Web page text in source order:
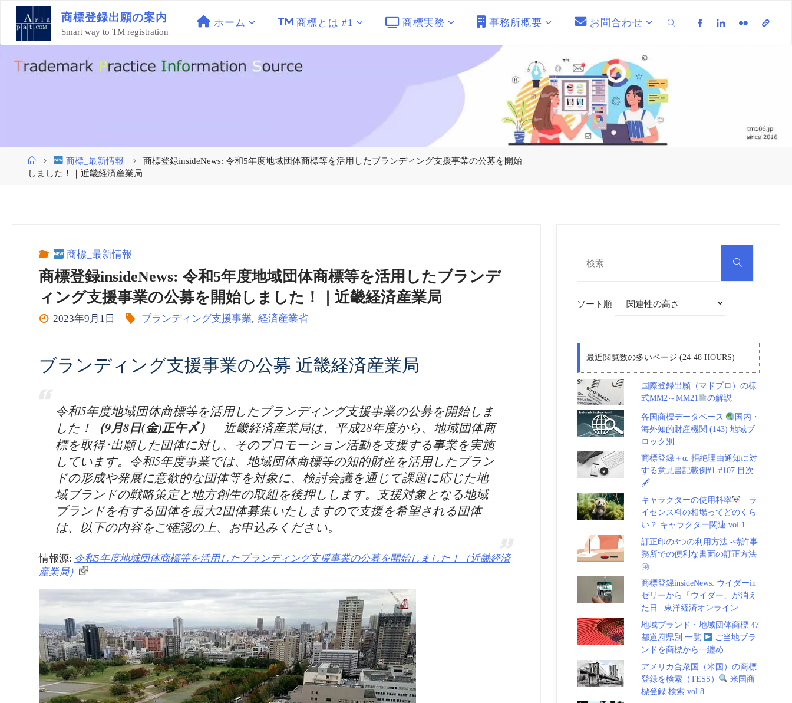
ン
商標登録出願の案内
Smart way to TM registration
ホーム 商標とは #1 商標実務 事務所概要 お問合わせ
ホ
ー
商標_最新情報
商標登録insideNews: 令和5年度地域団体商標等を活用したブランディング支援事業の公募を開始
しました！｜近畿経済産業局
商標_最新情報
商標登録insideNews: 令和5年度地域団体商標等を活用したブランデ
ィング支援事業の公募を開始しました！｜近畿経済産業局
2023年9月1日 ブランディング支援事業, 経済産業省
ブランディング支援事業の公募 近畿経済産業局
令和5年度地域団体商標等を活用したブランディング支援事業の公募を開始しま
した！
（9月8日(金)正午〆）
近畿経済産業局は、平成28年度から、地域団体商
標を取得･出願した団体に対し、そのプロモーション活動を支援する事業を実施
しています。令和5年度事業では、地域団体商標等の知的財産を活用したブラン
ドの形成や発展に意欲的な団体等を対象に、検討会議を通じて課題に応じた地
域ブランドの戦略策定と地方創生の取組を後押しします。支援対象となる地域
ブランドを有する団体を最大2団体募集いたしますので支援を希望される団体
は、以下の内容をご確認の上、お申込みください。
情報源: 令和5年度地域団体商標等を活用したブランディング支援事業の公募を開始しました！（近畿経済
産業局）
検
ソート順
最近閲覧数の多いページ (24-48 HOURS)
国際登録出願（マドプロ）の様
式MM2～MM21
の解説
各国商標データベース
国内・
海外知的財産機関 (143) 地域ブ
ロック別
商標登録＋α: 拒絶理由通知に対
する意見書記載例#1-#107 目次
🖋
キャラクターの使用料率
ラ
イセンス料の相場ってどのくら
い？ キャラクター関連 vol.1
訂正印の3つの利用方法 -特許事
務所での便利な書面の訂正方法
㊞
商標登録insideNews: ウイダーin
ゼリーから「ウイダー」が消え
た日 | 東洋経済オンライン
地域ブランド・地域団体商標 47
都道府県別 一覧
ご当地ブラ
ンドを商標から一纏め
アメリカ合衆国（米国）の商標
登録を検索（TESS）
米国商
標登録 検索 vol.8